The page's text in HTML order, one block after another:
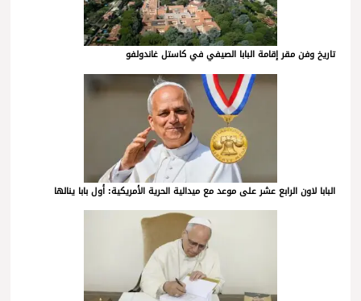
تاريخ وفن مقر إقامة البابا الصيفي في كاستل غاندولفو
البابا لاون الرابع عشر على موعد مع ميدالية الحرية الأمريكية: أول بابا ينالها